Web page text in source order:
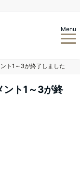
Menu
ト1～3が終了しました
ント1～3が終